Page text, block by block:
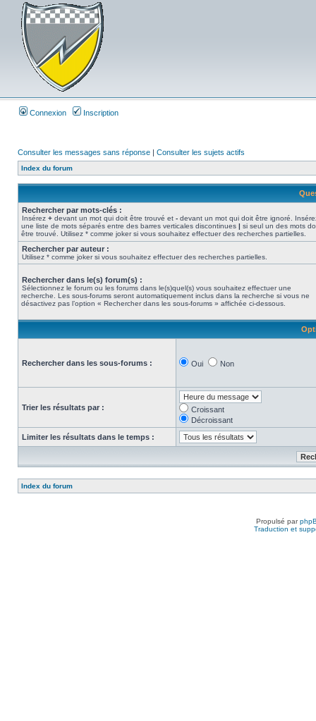
Connexion Inscription
Consulter les messages sans réponse | Consulter les sujets actifs
Index du forum
Rechercher par mots-clés :
Insérez + devant un mot qui doit être trouvé et - devant un mot qui doit être ignoré.
une liste de mots séparés entre des barres verticales discontinues | si seul un des mots
être trouvé. Utilisez * comme joker si vous souhaitez effectuer des recherches partielles.
Rechercher par auteur :
Utilisez * comme joker si vous souhaitez effectuer des recherches partielles.
Rechercher dans le(s) forum(s) :
Sélectionnez le forum ou les forums dans le(s)quel(s) vous souhaitez effectuer une
recherche. Les sous-forums seront automatiquement inclus dans la recherche si vous ne
désactivez pas l’option « Rechercher dans les sous-forums » affichée ci-dessous.
Rechercher dans les sous-forums : Oui Non
Trier les résultats par :
Croissant
Décroissant
Limiter les résultats dans le temps :
Index du forum
Propulsé par
Traduction et